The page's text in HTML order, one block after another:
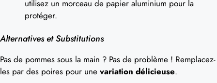
utilisez un morceau de papier aluminium pour la
protéger.
Alternatives et Substitutions
Pas de pommes sous la main ? Pas de problème ! Remplacez-
les par des poires pour une variation délicieuse.